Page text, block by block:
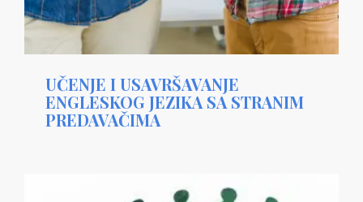
UČENJE I USAVRŠAVANJE
ENGLESKOG JEZIKA SA STRANIM
PREDAVAČIMA